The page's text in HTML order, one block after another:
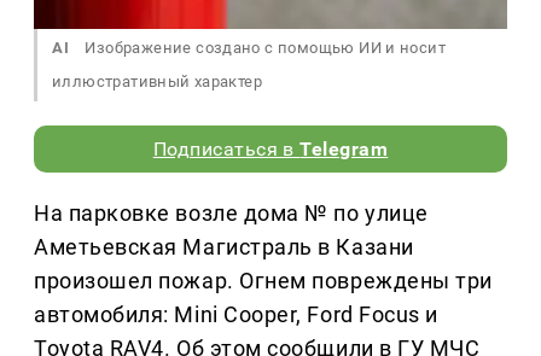
AI
Изображение создано с помощью ИИ и носит
иллюстративный характер
Подписаться вTelegram
На парковке возле дома № по улице
Аметьевская Магистраль в Казани
произошел пожар. Огнем повреждены три
автомобиля: Mini Cooper, Ford Focus и
Toyota RAV4. Об этом сообщили в ГУ МЧС